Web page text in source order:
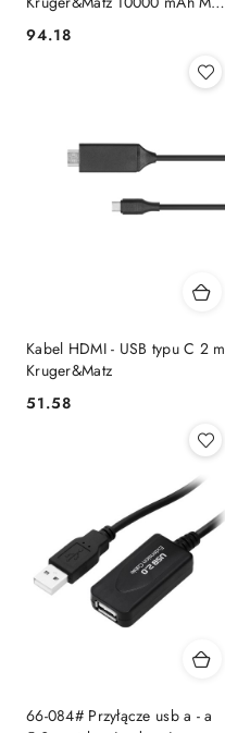
Safe z kablem czarny
Cena:
94.18
Kabel HDMI - USB typu C 2 m
Kruger&Matz
Cena:
51.58
66-084# Przyłącze usb a - a